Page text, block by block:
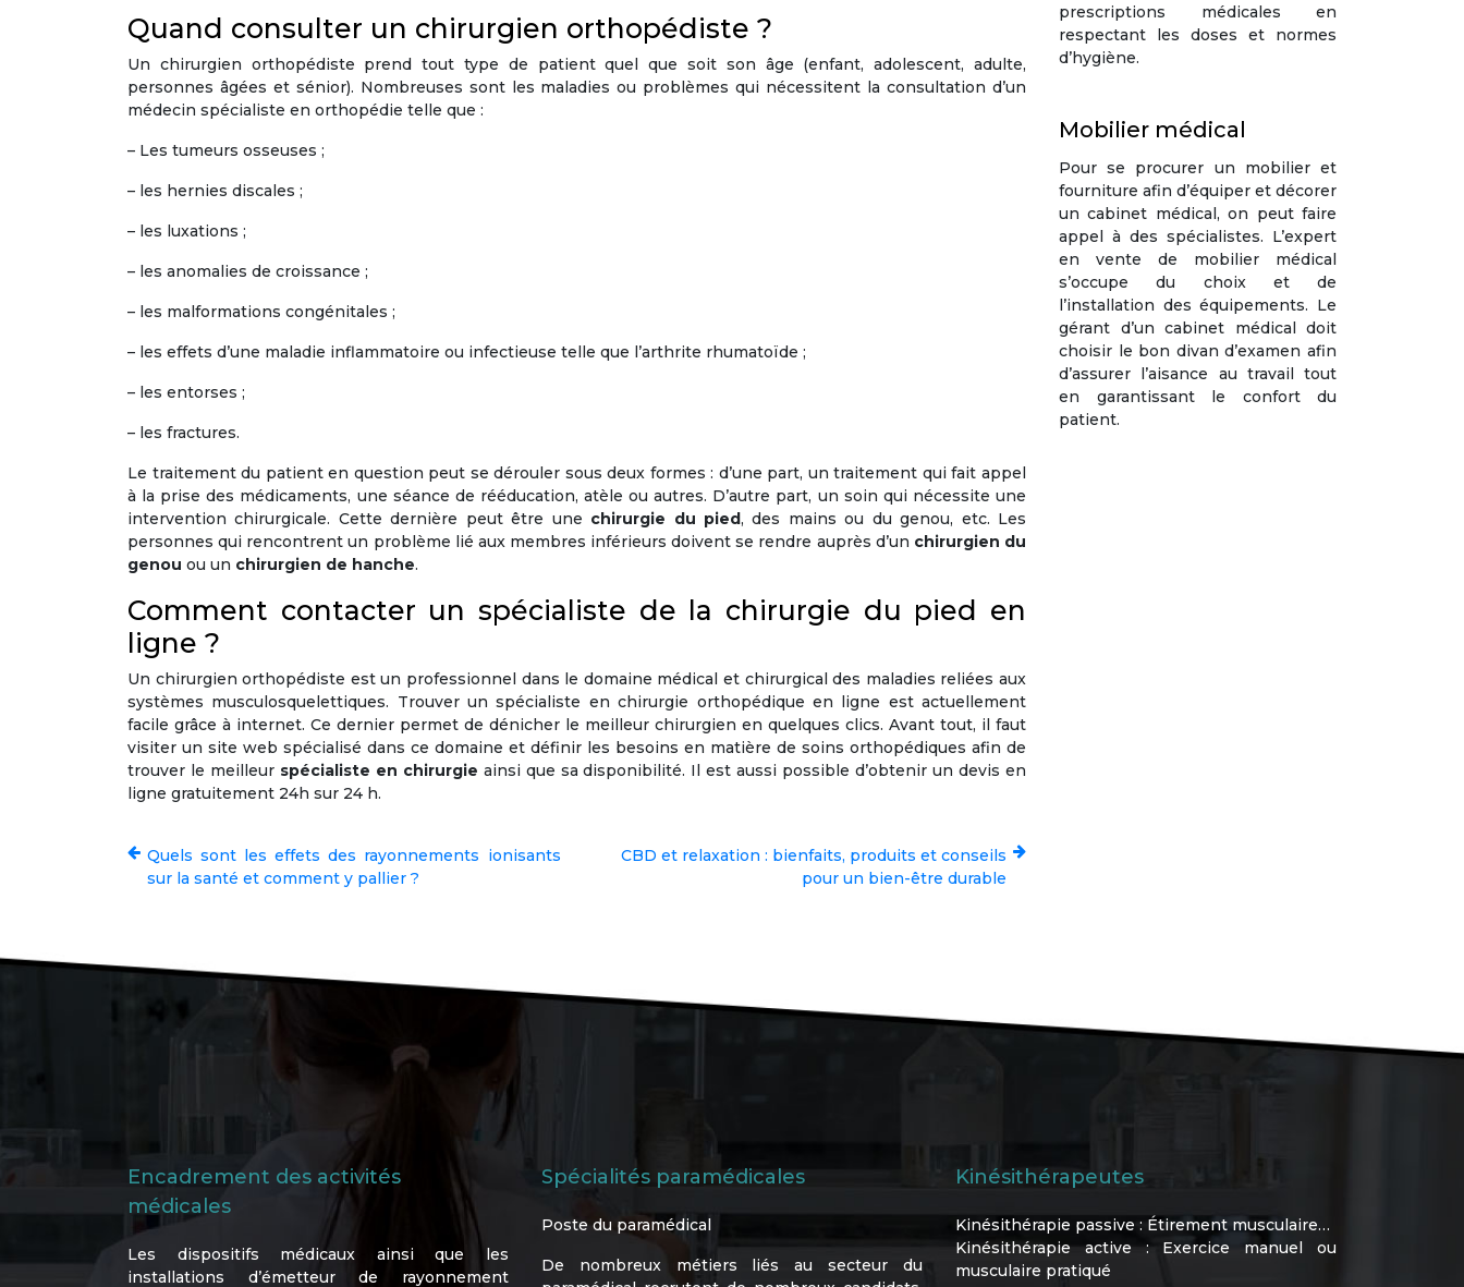
Quand consulter un chirurgien orthopédiste ?
Un chirurgien orthopédiste prend tout type de patient quel que soit son âge (enfant, adolescent, adulte,
personnes âgées et sénior). Nombreuses sont les maladies ou problèmes qui nécessitent la consultation d’un
médecin spécialiste en orthopédie telle que :
– Les tumeurs osseuses ;
– les hernies discales ;
– les luxations ;
– les anomalies de croissance ;
– les malformations congénitales ;
– les effets d’une maladie inflammatoire ou infectieuse telle que l’arthrite rhumatoïde ;
– les entorses ;
– les fractures.
Le traitement du patient en question peut se dérouler sous deux formes : d’une part, un traitement qui fait appel
à la prise des médicaments, une séance de rééducation, atèle ou autres. D’autre part, un soin qui nécessite une
intervention chirurgicale. Cette dernière peut être une chirurgie du pied, des mains ou du genou, etc. Les
personnes qui rencontrent un problème lié aux membres inférieurs doivent se rendre auprès d’un chirurgien du
genou ou un chirurgien de hanche.
Comment contacter un spécialiste de la chirurgie du pied en
ligne ?
Un chirurgien orthopédiste est un professionnel dans le domaine médical et chirurgical des maladies reliées aux
systèmes musculosquelettiques. Trouver un spécialiste en chirurgie orthopédique en ligne est actuellement
facile grâce à internet. Ce dernier permet de dénicher le meilleur chirurgien en quelques clics. Avant tout, il faut
visiter un site web spécialisé dans ce domaine et définir les besoins en matière de soins orthopédiques afin de
trouver le meilleur spécialiste en chirurgie ainsi que sa disponibilité. Il est aussi possible d’obtenir un devis en
ligne gratuitement 24h sur 24 h.
Quels sont les effets des rayonnements ionisants
sur la santé et comment y pallier ?
CBD et relaxation : bienfaits, produits et conseils
pour un bien-être durable
prescriptions médicales en
respectant les doses et normes
d’hygiène.
Mobilier médical
Pour se procurer un mobilier et
fourniture afin d’équiper et décorer
un cabinet médical, on peut faire
appel à des spécialistes. L’expert
en vente de mobilier médical
s’occupe du choix et de
l’installation des équipements. Le
gérant d’un cabinet médical doit
choisir le bon divan d’examen afin
d’assurer l’aisance au travail tout
en garantissant le confort du
patient.
Encadrement des activités
médicales
Les dispositifs médicaux ainsi que les
installations d’émetteur de rayonnement
Spécialités paramédicales
Poste du paramédical
De nombreux métiers liés au secteur du
Kinésithérapeutes
Kinésithérapie passive : Étirement musculaire…
Kinésithérapie active : Exercice manuel ou
musculaire pratiqué